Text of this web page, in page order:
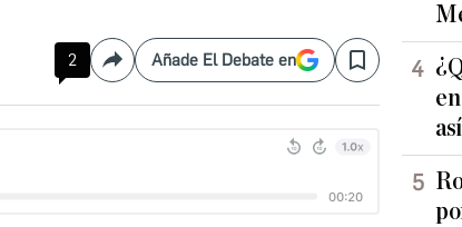
2 CompartirAñade El Debate en Save